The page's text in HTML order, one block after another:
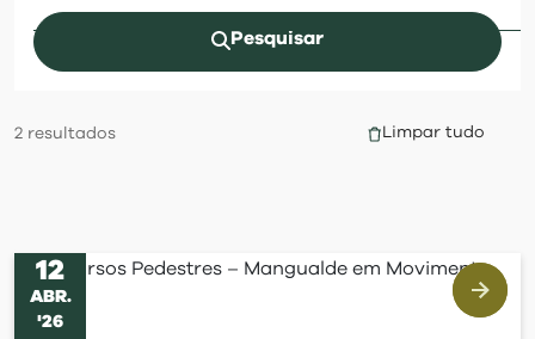
visit Pesquisar
2 resultados Limpar tudo
12
ABR.
'26